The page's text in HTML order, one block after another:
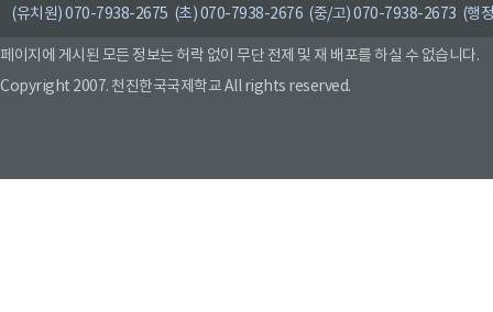
(유치원) 070-7938-2675 (초) 070-7938-2676 (중/고) 070-7938-2673 (행
페이지에 게시된 모든 정보는 허락 없이 무단 전제 및 재 배포를 하실 수 없습니다.
Copyright 2007. 천진한국국제학교 All rights reserved.